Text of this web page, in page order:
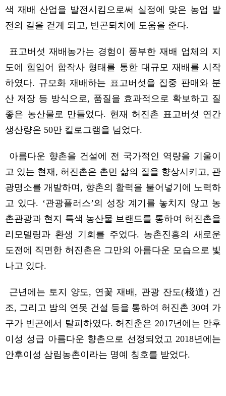
색 재배 산업을 발전시킴으로써 실정에 맞은 농업 발
전의 길을 걷게 되고, 빈곤퇴치에 도움을 준다.
표고버섯 재배농가는 경험이 풍부한 재배 업체의 지
도에 힘입어 합작사 형태 를 통한대규모 재배를 시작
하였다. 규모화 재배하는 표고버섯을 집중 판매와 분
산 저장 등 방식으로, 품질을 효과적으로 확보하고 질
좋은 농산물로 만들었다. 현재 허진촌 표고버섯 연간
생산량은 50만 킬로그램을 넘었다.
아름다운 향촌을 건설에 전 국가적인 역량을 기울이
고 있는 현재, 허진촌은 촌민 삶의 질을 향상시키고 , 관
광명소를개발하며 , 향촌의 활력을 불어넣기에 노력하
고 있다. ‘관광플러스’의 성장 계기를 놓치지 않고 농
촌관광과 현지 특색 농산물 브랜드를 통하여 허진촌을
리모델링과 환생 기회를 주었다. 농촌진흥의 새로운
도전에 직면한 허진촌은 그만의 아름다운 모습으로 빛
나고 있다.
근년에는 토지 양도 , 연꽃 재배, 관광 잔도(棧道) 건
조, 그리고 밤의 연못 건설 등을 통하여 허진촌 30여 가
구가 빈곤에서 탈피하였다.허진춘은 2017년에는 안후
이성 성급 아름다운 향촌으로 선정되었고 2018년에는
안후이성 삼림농촌이라는 명예 칭호를 받었다.